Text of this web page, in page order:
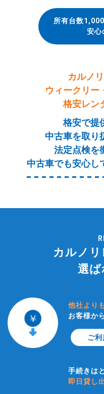
所有台数
安心
カルノ
ウィークリー
格安レン
格安で提
中古車を取り
法定点検を
中古車でも安心し
カルノ
選ば
他社より
お客様か
ご
手続きは
即日貸し